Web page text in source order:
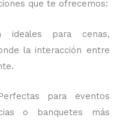
que te ofrecemos:
ideales para cenas,
la interacción entre
para eventos
o banquetes más